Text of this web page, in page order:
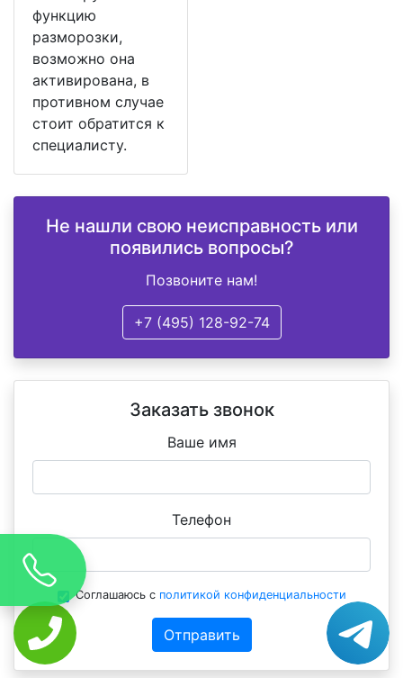
функцию
разморозки,
возможно она
активирована, в
противном случае
стоит обратится к
специалисту.
Не нашли свою неисправность или
появились вопросы?
Позвоните нам!
+7 (495) 128-92-74
Заказать звонок
Ваше имя
Телефон
Соглашаюсь с политикой конфиденциальности
Отправить